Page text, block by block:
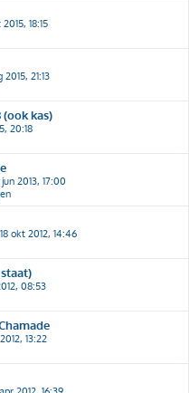
18:15
21:13
(ook kas)
20:18
jun 2013, 17:00
okt 2012, 14:46
08:53
13:22